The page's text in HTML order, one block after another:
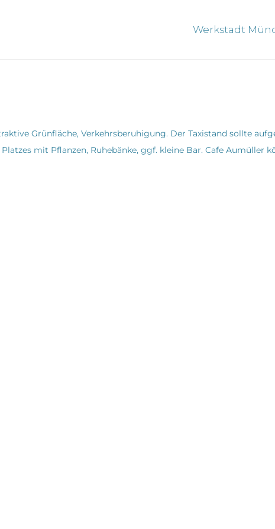
Werkstadt
Grünfläche, Verkehrsberuhigung. Der Taxistand sollte
Platzes mit Pflanzen, Ruhebänke, ggf. kleine Bar. Cafe Aumüller